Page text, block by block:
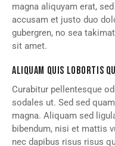
magna aliquyam erat,
accusam et justo duo
gubergren, no sea
sit amet.
ALIQUAM QUIS LOBORTIS
Curabitur pellentesque
sodales ut. Sed sed
magna. Aliquam sed
bibendum, nisi et mattis
nec dapibus risus risus